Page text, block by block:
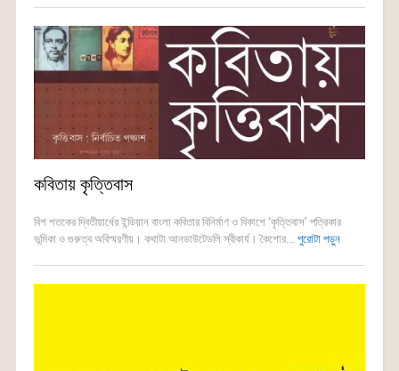
কবিতায় কৃত্তিবাস
বিশ শতকের দ্বিতীয়ার্ধের ইন্ডিয়ান বাংলা কবিতার বিনির্মাণ ও বিকাশে ‘কৃত্তিবাস’ পত্রিকার
ভূমিকা ও গুরুত্ব অবিস্মরণীয়। কথাটা আনডাউটেডলি স্বীকার্য। কৈশোর... পুরোটা পড়ুন